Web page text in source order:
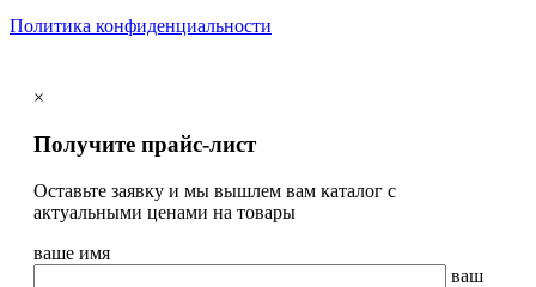
Политика конфиденциальности
×
Получите прайс-лист
Оставьте заявку и мы вышлем вам каталог с
актуальными ценами на товары
ваше имя
ваш